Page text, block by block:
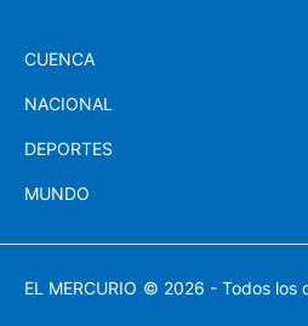
CUENCA
NACIONAL
DEPORTES
MUNDO
EL MERCURIO © 2026 - Todos los